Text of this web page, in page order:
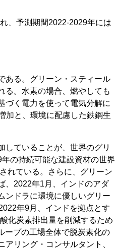
、予測期間2022-2029年には
ある。グリーン・スティール
る。水素の場合、燃やしても
づく電力を使って電気分解に
加と、環境に配慮した鉄鋼生
していることが、世界のグリ
の持続可能な建設資材の世界
れている。さらに、グリーン
、2022年1月、インドのアダ
ンドラに環境に優しいグリー
年9月、インドを拠点とす
化炭素排出量を削減するため
ープの工場全体で脱炭素化の
リング・コンサルタント、